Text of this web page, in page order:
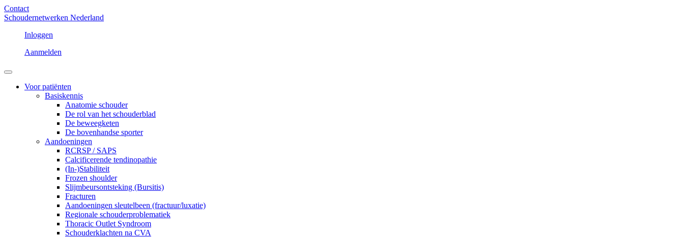
Contact
Schoudernetwerken Nederland
Inloggen
Aanmelden
Voor patiënten
Basiskennis
Anatomie schouder
De rol van het schouderblad
De beweegketen
De bovenhandse sporter
Aandoeningen
RCRSP / SAPS
Calcificerende tendinopathie
(In-)Stabiliteit
Frozen shoulder
Slijmbeursontsteking (Bursitis)
Fracturen
Aandoeningen sleutelbeen (fractuur/luxatie)
Regionale schouderproblematiek
Thoracic Outlet Syndroom
Schouderklachten na CVA